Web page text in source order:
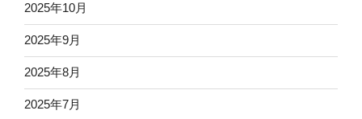
2025年10月
2025年9月
2025年8月
2025年7月